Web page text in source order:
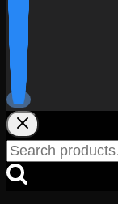
Search
for: